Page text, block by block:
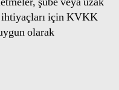
için KVKK
olarak